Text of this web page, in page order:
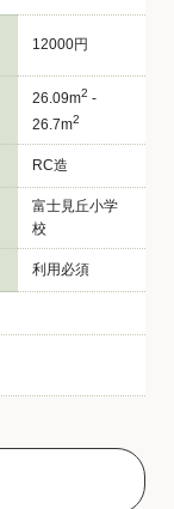
12000円
26.09m2 -
26.7m2
RC造
富士見丘小学
校
利用必須